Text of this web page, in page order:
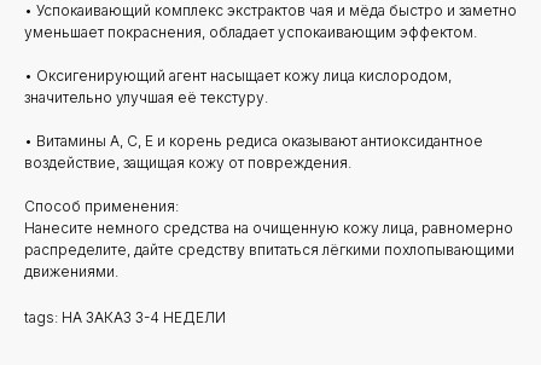
• Успокаивающий комплекс экстрактов чая и мёда быстро и заметно
уменьшает покраснения, обладает успокаивающим эффектом.
• Оксигенирующий агент насыщает кожу лица кислородом,
значительно улучшая её текстуру.
• Витамины A, C, E и корень редиса оказывают антиоксидантное
воздействие, защищая кожу от повреждения.
Способ применения:
Нанесите немного средства на очищенную кожу лица, равномерно
распределите, дайте средству впитаться лёгкими похлопывающими
движениями.
tags: НА ЗАКАЗ 3-4 НЕДЕЛИ